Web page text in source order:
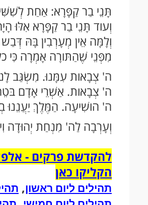
תָּנֵי בַר קַפָּרָא: אַחַת
וְעוד תָּנֵי בַר קַפָּרָא אִלּוּ
וְלָמָּה אֵין מְעָרְבִין בָּהּ דְּבַש
מִפְּנֵי שֶׁהַתּורָה אָמְרָה כִּי
ה' צְבָאות עִמָּנוּ. מִשְׂגַּב
ה' צְבָאות. אַשְׁרֵי אָדָם
ה' הושִׁיעָה. הַמֶּלֶךְ יַעֲנֵנוּ
וְעָרְבָה לַה' מִנְחַת יְהוּדָה
להקדשת פרקים -
הקליקו כאן
תהילים ליום ראשון,